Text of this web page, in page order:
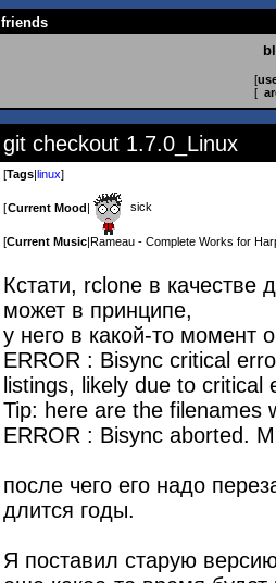
friends
[
[
git checkout 1.7.0_Linux
[Tags linux]
[Current Mood sick
[Current Music Rameau - Complete Works for
Кстати, rclone в качестве
может в принципе,
у него в какой-то момент
ERROR : Bisync critical
listings, likely due to critical
Tip: here are the filenames
ERROR : Bisync aborted.
после чего его надо
длится годы.
Я поставил старую